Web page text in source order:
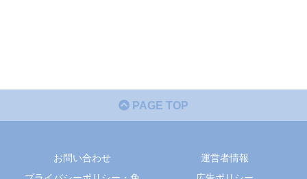
PAGE TOP
お問い合わせ
運営者情報